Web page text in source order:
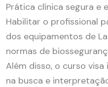
Prática clínica segura e
Habilitar o profissional
dos equipamentos de
normas de
Além disso, o curso
na busca e